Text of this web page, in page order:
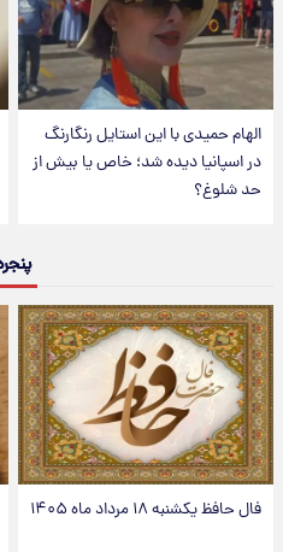
الهام حمیدی با این استایل رنگارنگ
در اسپانیا دیده شد؛ خاص یا بیش از
حد شلوغ؟
پنجره
فال حافظ یکشنبه ۱۸ مرداد ماه ۱۴۰۵